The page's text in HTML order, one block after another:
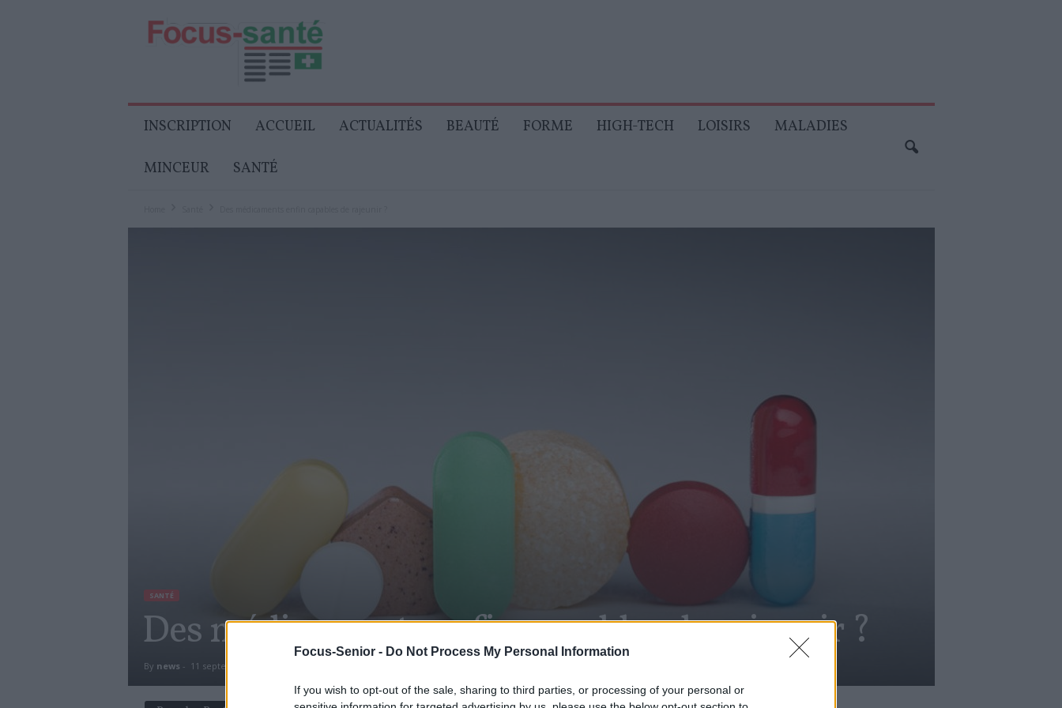
Focus-Senior - Do Not Process My Personal Information
If you wish to opt-out of the sale, sharing to third parties, or processing of your personal or
Senior
INSCRIPTION ACCUEIL ACTUALITÉS BEAUTÉ FORME HIGH-TECH LOISIRS MALADIES
MINCEUR SANTÉ
SANTÉ
Des médicaments enfin capables de rajeunir ?
By news - 11 septembre 2019